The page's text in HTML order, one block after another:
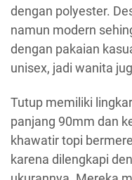
dengan polyester.
namun modern
dengan pakaian
unisex, jadi wanita
Tutup memiliki
panjang 90mm dan
khawatir topi
karena dilengkapi